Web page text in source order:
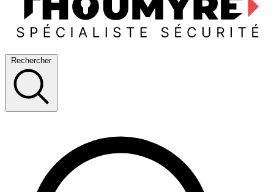
Rechercher